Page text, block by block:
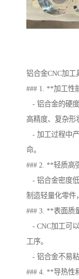
铝合金CNC加工
### 1. **加工性
- 铝合金的硬
高精度、复杂形
- 加工过程中
命。
### 2. **轻质高
- 铝合金密度
制造轻量化零件
### 3. **表面质
- CNC加工可
工序。
- 铝合金不易粘
### 4. **导热性